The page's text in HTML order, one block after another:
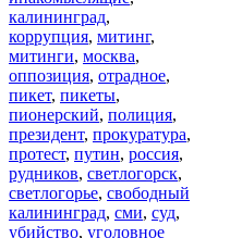
калининград,
коррупция, митинг,
митинги, москва,
оппозиция, отрадное,
пикет, пикеты,
пионерский, полиция,
президент, прокуратура,
протест, путин, россия,
рудников, светлогорск,
светлогорье, свободный
калининград, сми, суд,
убийство, уголовное